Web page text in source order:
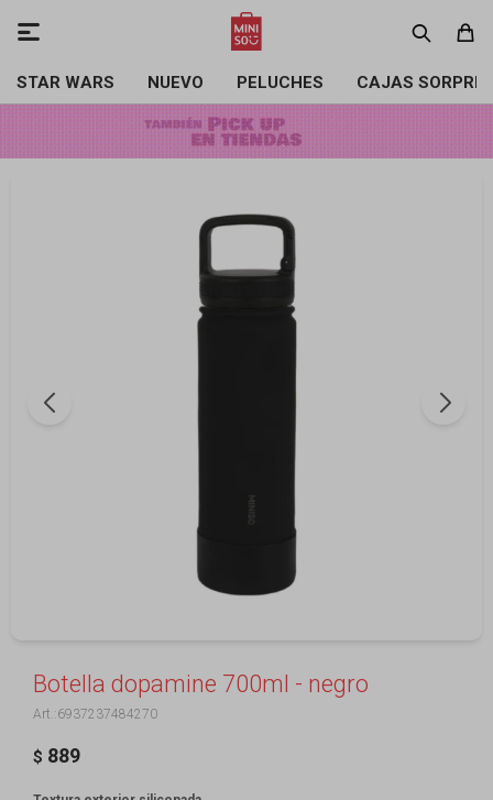
STAR WARS NUEVO PELUCHES CAJAS

Botella dopamine 700ml - negro
6937237484270
$ 889